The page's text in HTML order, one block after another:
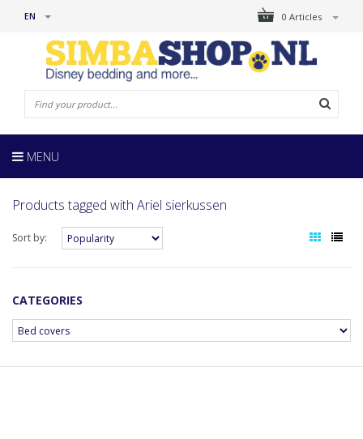
0 Articles
EN
MENU
Products tagged with Ariel sierkussen
Sort by:
CATEGORIES